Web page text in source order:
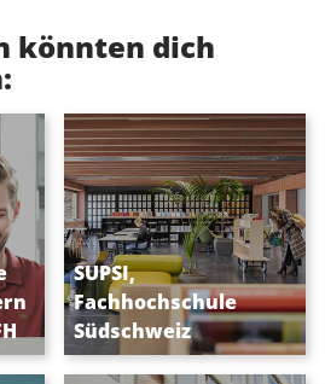
könnten dich
SUPSI,
Fachhochschule
Südschweiz
Bachelor, Master and
Continuing education,
in 8 areas